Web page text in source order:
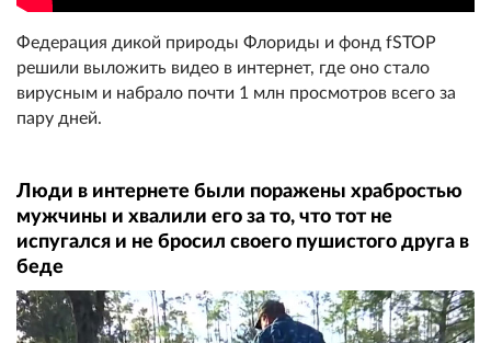
Федерация дикой природы Флориды и фонд fSTOP
решили выложить видео в интернет, где оно стало
вирусным и набрало почти 1 млн просмотров всего за
пару дней.
Люди в интернете были поражены храбростью
мужчины и хвалили его за то, что тот не
испугался и не бросил своего пушистого друга в
беде